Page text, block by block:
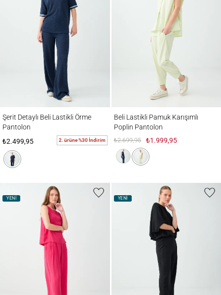
Şerit Detaylı Beli Lastikli Örme
Pantolon
₺2.499,95
2. ürüne %30 İndirim
Beli Lastikli Pamuk Karışımlı
Poplin Pantolon
₺2.699,95 ₺1.999,95
YENİ YENİ